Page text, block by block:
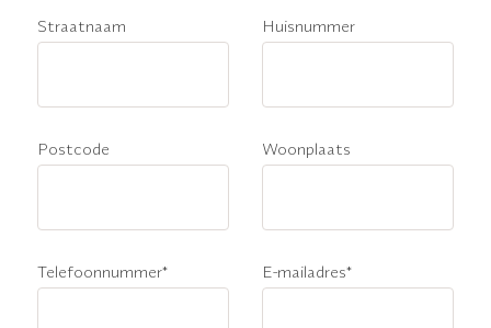
Straatnaam Huisnummer
Postcode Woonplaats
Telefoonnummer* E-mailadres*